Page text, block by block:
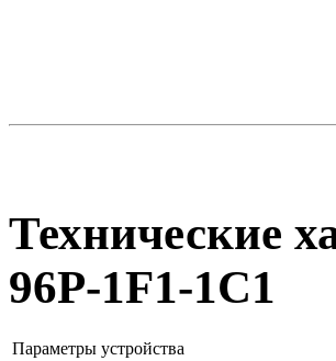
Технические
96P-1F1-1C1
Параметры устройства